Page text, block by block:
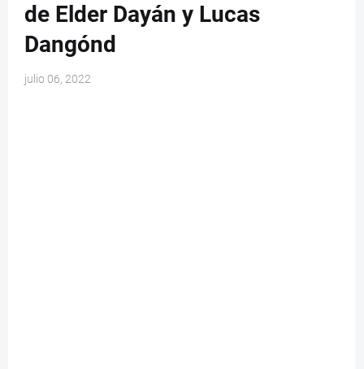
de Elder Dayán y Lucas
Dangónd
julio 06, 2022